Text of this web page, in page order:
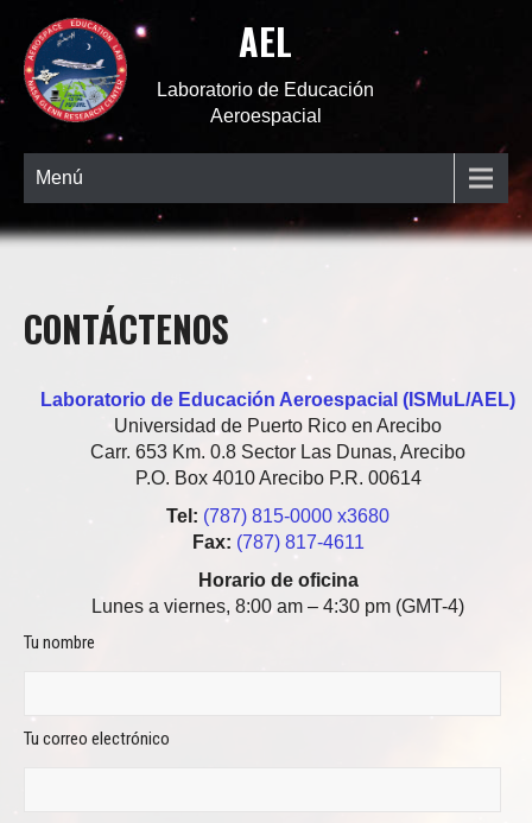
AEL
Laboratorio de Educación
Aeroespacial
Menú
CONTÁCTENOS
Laboratorio de Educación Aeroespacial (ISMuL/AEL)
Universidad de Puerto Rico en Arecibo
Carr. 653 Km. 0.8 Sector Las Dunas, Arecibo
P.O. Box 4010 Arecibo P.R. 00614
Tel: (787) 815-0000 x3680
Fax: (787) 817-4611
Horario de oficina
Lunes a viernes, 8:00 am – 4:30 pm (GMT-4)
Tu nombre
Tu correo electrónico